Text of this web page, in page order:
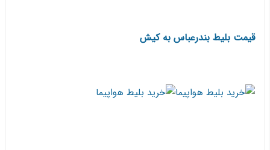
قیمت بلیط بندرعباس به کیش